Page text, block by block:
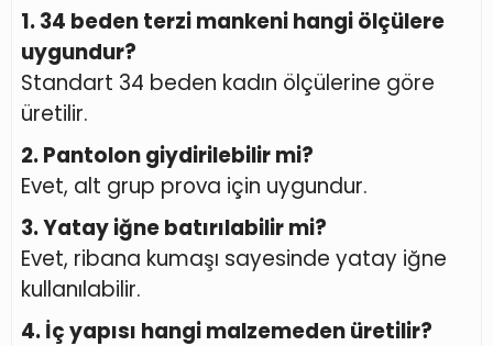
1. 34 beden terzi mankeni hangi ölçülere
uygundur?
Standart 34 beden kadın ölçülerine göre
üretilir.
2. Pantolon giydirilebilir mi?
Evet, alt grup prova için uygundur.
3. Yatay iğne batırılabilir mi?
Evet, ribana kumaşı sayesinde yatay iğne
kullanılabilir.
4. İç yapısı hangi malzemeden üretilir?